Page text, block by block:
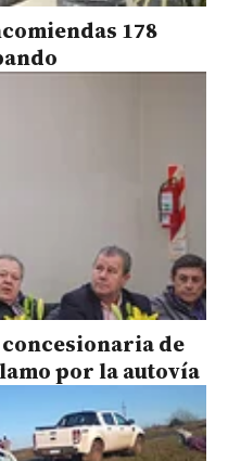
178
de
por la autovía